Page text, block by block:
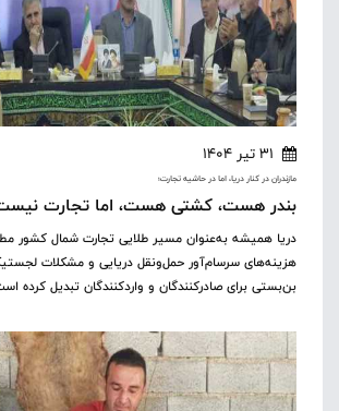
31 تیر 1404
مازندران در کنار دریا، اما در حاشیه تجارت؛
بندر هست، کشتی هست، اما تجارت
دریا همیشه به‌عنوان مسیر طلایی تجارت شمال کشور
هزینه‌های سرسام‌آور حمل‌ونقل دریایی و مشکلات
بن‌بستی برای صادرکنندگان و واردکنندگان تبدیل کرده